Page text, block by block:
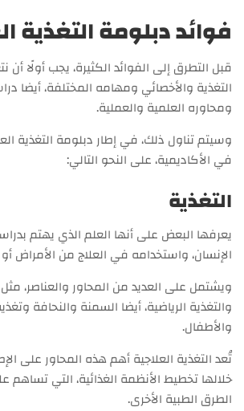
فوائد دبلومة التغذية
قبل التطرق إلى الفوائد الكثيرة، يجب أولًا
التغذية والأخصائي ومهامه المختلفة، أيضا
ومحاوره العلمية والعملية.
وسيتم تناول ذلك، في إطار دبلومة التغذية
في الأكاديمية، على النحو التالي:
التغذية
يعرفها البعض على أنها العلم الذي يهتم
الإنسان، واستخدامه في العلاج من الأمراض
ويشتمل على العديد من المحاور والعناصر، مثل
والتغذية الرياضية، أيضا السمنة والنحافة
والأطفال.
تُعد التغذية العلاجية أهم هذه المحاور على
خلالها تخطيط الأنظمة الغذائية، التي تساهم
الطرق الطبية الأخرى.